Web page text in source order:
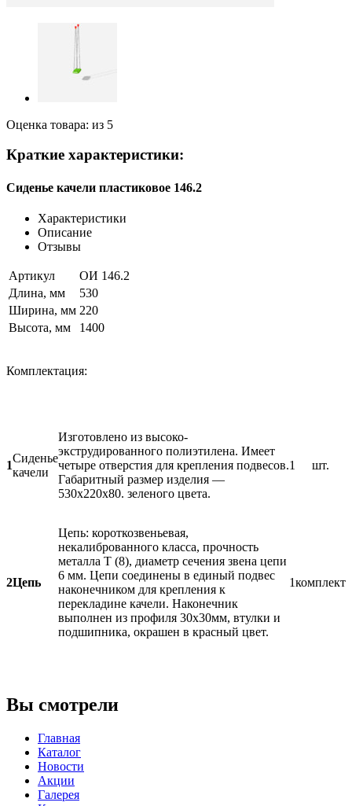
Оценка товара: из 5
Краткие характеристики:
Сиденье качели пластиковое 146.2
Характеристики
Описание
Отзывы
Артикул
ОИ 146.2
Длина, мм
530
Ширина, мм 220
Высота, мм
1400
Комплектация:
1
Сиденье
качели
Изготовлено из высоко-
экструдированного полиэтилена. Имеет
четыре отверстия для крепления подвесов.
Габаритный размер изделия —
530х220х80. зеленого цвета.
1 шт.
2Цепь
Цепь: короткозвеньевая,
некалиброванного класса, прочность
металла Т (8), диаметр сечения звена цепи
6 мм. Цепи соединены в единый подвес
наконечником для крепления к
перекладине качели. Наконечник
выполнен из профиля 30х30мм, втулки и
подшипника, окрашен в красный цвет.
1комплект
Вы смотрели
Главная
Каталог
Новости
Акции
Галерея